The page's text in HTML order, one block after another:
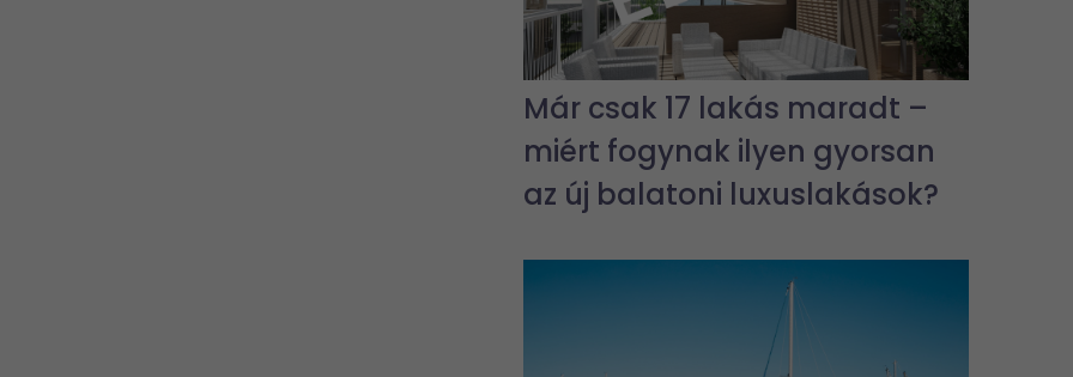
Már csak 17 lakás maradt –
miért fogynak ilyen gyorsan
az új balatoni luxuslakások?